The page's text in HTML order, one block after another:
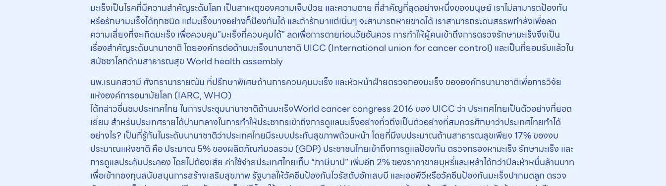
มะเร็งเป็นโรคที่มีความสำคัญระดับโลก เป็นสาเหตุของความเจ็บป่วย และความตาย ที่สำคัญที่สุดอย่างหนึ่งของมนุษย์ เราไม่สามารถป้องกัน
หรือรักษามะเร็งได้ทุกชนิด แต่มะเร็งบางอย่างก็ป้องกันได้ และถ้ารักษาแต่เนิ่นๆ จะสามารถหายขาดได้ เราสามารถระดมสรรพกำลังเพื่อลด
ความเสี่ยงที่จะเกิดมะเร็ง เพื่อควบคุม”มะเร็งที่ควบคุมได้” ลดเพื่อการตายก่อนวัยอันควร การทำให้ผู้คนเข้าถึงการตรวจรักษามะเร็งจึงเป็น
เรื่องสำคัญระดับนานาชาติ โดยองค์กรต่อต้านมะเร็งนานาชาติ UICC (International union for cancer control) และเป็นที่ยอมรับแล้วใน
สมัชชาโลกด้านสาธารณสุข World health assembly
นพ.เรนคสวามี ศังกรานารายณัน ที่ปรึกษาพิเศษด้านการควบคุมมะเร็ง และหัวหน้าฝ่ายตรวจกองมะเร็ง ขององค์กรนานาชาติเพื่อการวิจัย
แห่งองค์การอนามัยโลก (IARC, WHO)
ได้กล่าวชื่นชมประเทศไทย ในการประชุมนานาชาติด้านมะเร็งWorld cancer congress 2016 ของ UICC ว่า ประเทศไทยเป็นตัวอย่างที่ยอด
เยี่ยม สำหรับประเทศรายได้ปานกลางในการทำให้ประชากรเข้าถึงการดูแลมะเร็งอย่างทั่วถึงเป็นตัวอย่างที่สมควรศึกษาว่าประเทศไทยทำได้
อย่างไร? เป็นที่รู้กันในระดับนานาชาติว่าประเทศไทยมีระบบประกันสุขภาพถ้วนหน้า โดยที่มีงบประมาณด้านสาธารณสุขเพียง 17% ของงบ
ประมาณแห่งชาติ คือ ประมาณ 5% ของผลิตภัณฑ์มวลรวม (GDP) ประชาชนไทยเข้าถึงการดูแลป้องกัน ตรวจกรองหามะเร็ง รักษามะเร็ง และ
การดูแลประคับประคอง โดยไม่ต้องเสีย ค่าใช้จ่ายประเทศไทยเก็บ “ภาษีบาป” เพิ่มอีก 2% ของราคาขายบุหรี่และเหล้าได้กว่าปีละห้าหมื่นล้านบาท
เพื่อเข้ากองทุนสนับสนุนการสร้างเสริมสุขภาพ รัฐบาลให้วัคซีนป้องกันไวรัสตับอักเสบบี และเอชพีวีหรือวัคซีนป้องกันมะเร็งปากมดลูก ตรวจ